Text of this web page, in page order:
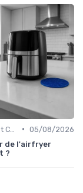
• 05/08/2026
de l'airfryer
?